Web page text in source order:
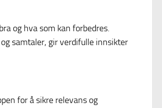
og hva som kan forbedres.
samtaler, gir verdifulle innsikter
for å sikre relevans og